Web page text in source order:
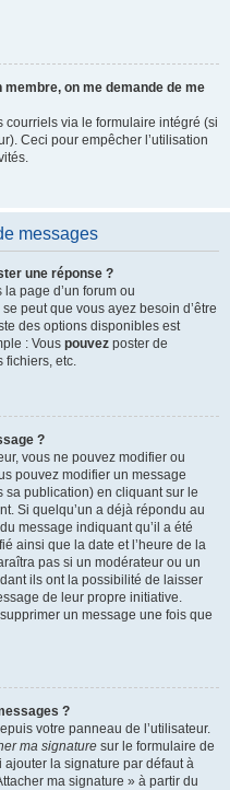
membre, on me demande de me
courriels via le formulaire intégré (si
Ceci pour empêcher l’utilisation
messages
une réponse ?
page d’un forum ou
peut que vous ayez besoin d’être
des options disponibles est
: Vous pouvez poster de
fichiers, etc.
?
vous ne pouvez modifier ou
pouvez modifier un message
publication) en cliquant sur le
Si quelqu’un a déjà répondu au
message indiquant qu’il a été
ainsi que la date et l’heure de la
pas si un modérateur ou un
ils ont la possibilité de laisser
de leur propre initiative.
un message une fois que
?
votre panneau de l’utilisateur.
ma signature sur le formulaire de
la signature par défaut à
ma signature » à partir du